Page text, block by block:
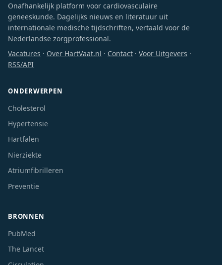
Onafhankelijk platform voor cardiovasculaire
geneeskunde. Dagelijks nieuws en literatuur uit
internationale medische tijdschriften, vertaald voor de
Nederlandse zorgprofessional.
Vacatures · Over HartVaat.nl · Contact · Voor Uitgevers ·
RSS/API
ONDERWERPEN
Cholesterol
Hypertensie
Hartfalen
Nierziekte
Atriumfibrilleren
Preventie
BRONNEN
PubMed
The Lancet